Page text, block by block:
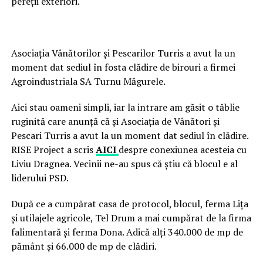
Asociația Vânătorilor și Pescarilor Turris a avut la un
moment dat sediul în fosta clădire de birouri a firmei
Agroindustriala SA Turnu Măgurele.
Aici stau oameni simpli, iar la intrare am găsit o tăblie
ruginită care anunță că și Asociația de Vânători și
Pescari Turris a avut la un moment dat sediul în clădire.
RISE Project a scrisAICI despre conexiunea acesteia cu
Liviu Dragnea. Vecinii ne-au spus că știu că blocul e al
liderului PSD.
După ce a cumpărat casa de protocol, blocul, ferma Lița
și utilajele agricole, Tel Drum a mai cumpărat de la firma
falimentară și ferma Dona. Adică alți 340.000 de mp de
pământ și 66.000 de mp de clădiri.